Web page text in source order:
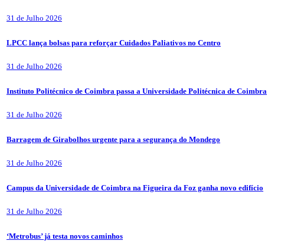
31 de Julho 2026
LPCC lança bolsas para reforçar Cuidados Paliativos no Centro
31 de Julho 2026
Instituto Politécnico de Coimbra passa a Universidade Politécnica de Coimbra
31 de Julho 2026
Barragem de Girabolhos urgente para a segurança do Mondego
31 de Julho 2026
Campus da Universidade de Coimbra na Figueira da Foz ganha novo edifício
31 de Julho 2026
‘Metrobus’ já testa novos caminhos